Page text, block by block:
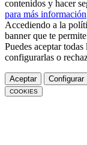
contenidos y hacer
para más información
Accediendo a la
banner que te
Puedes aceptar
configurarlas o
Aceptar Configurar
COOKIES